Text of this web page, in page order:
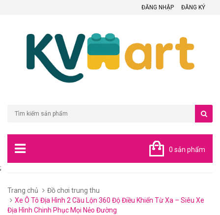
ĐĂNG NHẬP ĐĂNG KÝ
0 sản phẩm
;
Trang chủ
Đồ chơi trung thu
Xe Ô Tô Địa Hình 2 Cầu Lộn 360 Độ Điều Khiển Từ Xa – Siêu Xe
Địa Hình Chinh Phục Mọi Nẻo Đường